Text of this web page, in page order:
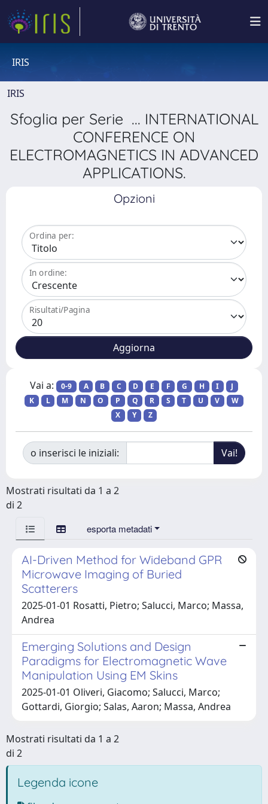
IRIS
IRIS
Sfoglia per Serie ... INTERNATIONAL
CONFERENCE ON
ELECTROMAGNETICS IN ADVANCED
APPLICATIONS.
Opzioni
Ordina per:
In ordine:
Risultati/Pagina
Vai a: 0-9 A B C D E F G H I
J
K
L M N O P Q R S T U V
W
X
Y Z
o inserisci le iniziali:
Mostrati risultati da 1 a 2
di 2
esporta metadati
AI-Driven Method for Wideband GPR
Microwave Imaging of Buried
Scatterers
2025-01-01 Rosatti, Pietro; Salucci, Marco; Massa,
Andrea
Emerging Solutions and Design
Paradigms for Electromagnetic Wave
Manipulation Using EM Skins
2025-01-01 Oliveri, Giacomo; Salucci, Marco;
Gottardi, Giorgio; Salas, Aaron; Massa, Andrea
Mostrati risultati da 1 a 2
di 2
Legenda icone